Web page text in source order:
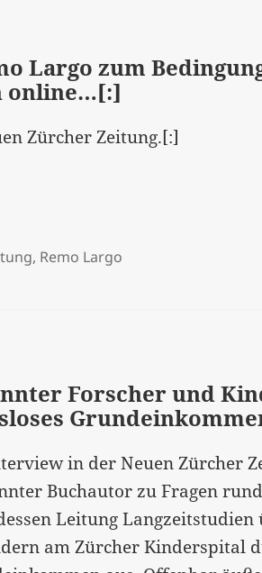
Largo zum
online…[:]
Zürcher Zeitung.[:]
, Remo Largo
Forscher und
in der Neuen Zürcher
Buchautor zu Fragen
Leitung Langzeitstudien
am Zürcher Kinderspital